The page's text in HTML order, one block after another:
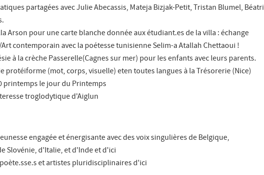
partagées avec Julie Abecassis, Mateja Bizjak-Petit, Tristan Blumel,
Arson pour une carte blanche donnée aux étudiant.es de la villa : échange
contemporain avec la poétesse tunisienne Selim-a Atallah Chettaoui !
à la crèche Passerelle(Cagnes sur mer) pour les enfants avec leurs parents.
protéiforme (mot, corps, visuelle) eten toutes langues à la Trésorerie (Nice)
printemps le jour du Printemps
troglodytique d'Aiglun
engagée et énergisante avec des voix singulières de Belgique,
Slovénie, d'Italie, et d'Inde et d'ici
et artistes pluridisciplinaires d'ici